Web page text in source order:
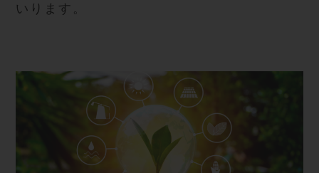
いります。